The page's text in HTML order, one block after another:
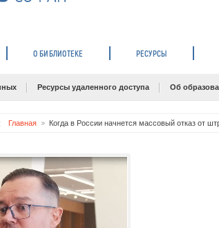
О БИБЛИОТЕКЕ РЕСУРСЫ
Ресурсы удаленного доступа Об
Главная Когда в России начнется массовый отказ от